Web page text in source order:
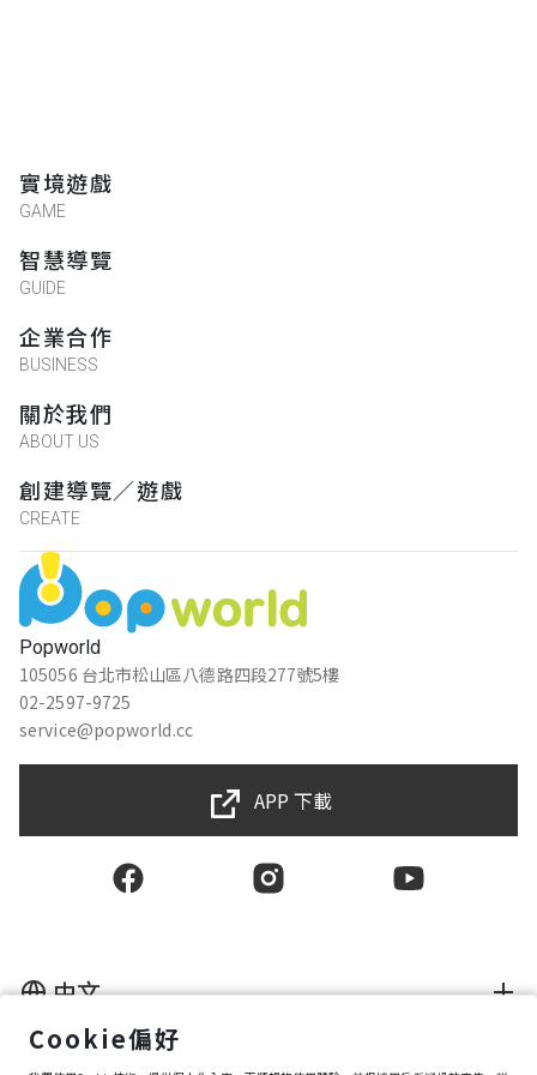
Popworld
105056 台北市松山區八德路四段277號5樓
02-2597-9725
service@popworld.cc
實境遊戲
GAME
智慧導覽
GUIDE
企業合作
BUSINESS
關於我們
ABOUT US
創建導覽／遊戲
CREATE
APP 下載
中文
Cookie偏好